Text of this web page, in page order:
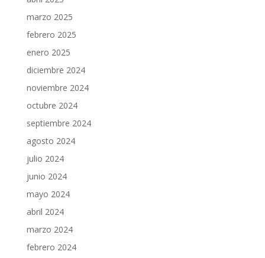
marzo 2025
febrero 2025
enero 2025
diciembre 2024
noviembre 2024
octubre 2024
septiembre 2024
agosto 2024
julio 2024
junio 2024
mayo 2024
abril 2024
marzo 2024
febrero 2024